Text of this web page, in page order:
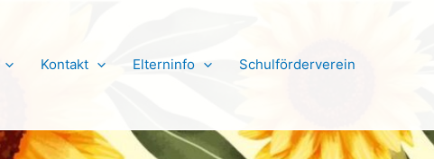
Kontakt Elterninfo Schulförderverein